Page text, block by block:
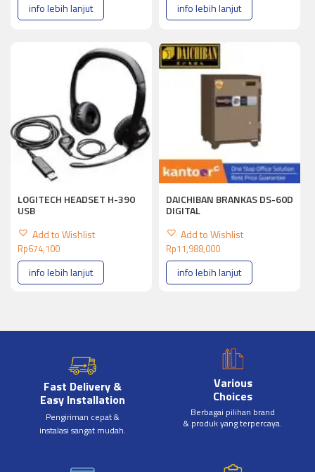
info lebih lanjut info lebih lanjut
LOGITECH HEADSET H-390
USB
Add to Wishlist
Rp674,100
info lebih lanjut
DAICHIBAN BRANKAS DS-60D
DIGITAL
Add to Wishlist
Rp11,988,000
info lebih lanjut
Fast Delivery &
Easy Installation
Pengiriman cepat &
instalasi sangat mudah.
Various
Choices
Berbagai pilihan brand
& produk yang terpercaya.